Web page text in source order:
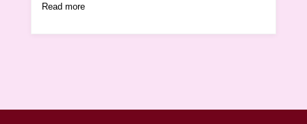
Read more